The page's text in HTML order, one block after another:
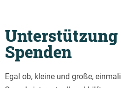
Spenden
Egal ob, kleine und große,